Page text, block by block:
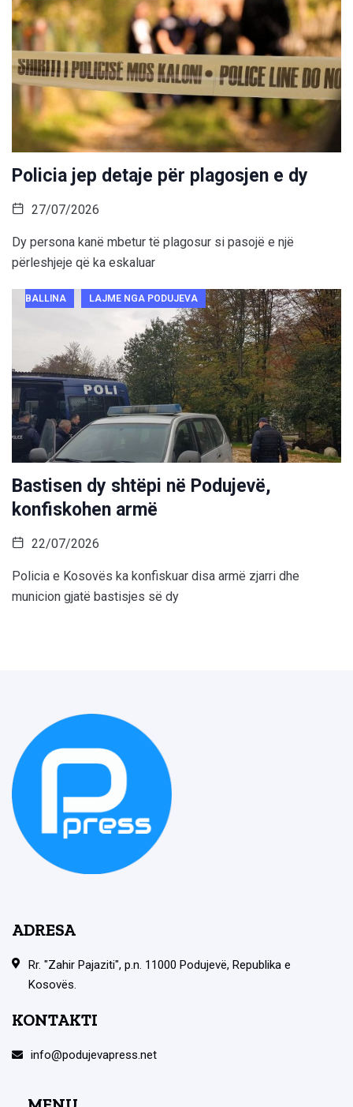
Policia jep detaje për plagosjen e dy
27/07/2026
Dy persona kanë mbetur të plagosur si pasojë e një
përleshjeje që ka eskaluar
BALLINA LAJME NGA PODUJEVA
Bastisen dy shtëpi në Podujevë,
konfiskohen armë
22/07/2026
Policia e Kosovës ka konfiskuar disa armë zjarri dhe
municion gjatë bastisjes së dy
ADRESA
Rr. "Zahir Pajaziti", p.n. 11000 Podujevë, Republika e
Kosovës.
KONTAKTI
info@podujevapress.net